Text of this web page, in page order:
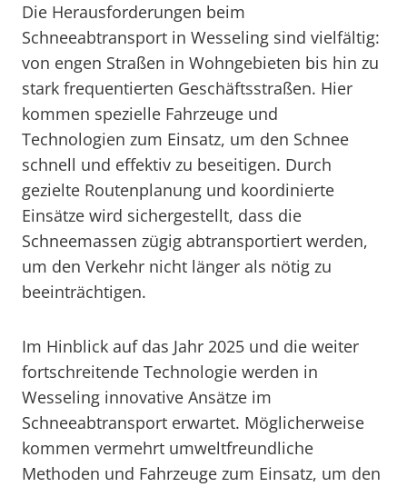
Die Herausforderungen beim
Schneeabtransport in Wesseling sind vielfältig:
von engen Straßen in Wohngebieten bis hin zu
stark frequentierten Geschäftsstraßen. Hier
kommen spezielle Fahrzeuge und
Technologien zum Einsatz, um den Schnee
schnell und effektiv zu beseitigen. Durch
gezielte Routenplanung und koordinierte
Einsätze wird sichergestellt, dass die
Schneemassen zügig abtransportiert werden,
um den Verkehr nicht länger als nötig zu
beeinträchtigen.
Im Hinblick auf das Jahr 2025 und die weiter
fortschreitende Technologie werden in
Wesseling innovative Ansätze im
Schneeabtransport erwartet. Möglicherweise
kommen vermehrt umweltfreundliche
Methoden und Fahrzeuge zum Einsatz, um den